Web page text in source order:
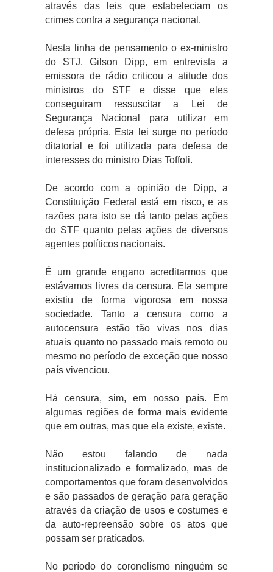
através das leis que estabeleciam os
crimes contra a segurança nacional.
Nesta linha de pensamento o ex-ministro
do STJ, Gilson Dipp, em entrevista a
emissora de rádio criticou a atitude dos
ministros do STF e disse que eles
conseguiram ressuscitar a Lei de
Segurança Nacional para utilizar em
defesa própria. Esta lei surge no período
ditatorial e foi utilizada para defesa de
interesses do ministro Dias Toffoli.
De acordo com a opinião de Dipp, a
Constituição Federal está em risco, e as
razões para isto se dá tanto pelas ações
do STF quanto pelas ações de diversos
agentes políticos nacionais.
É um grande engano acreditarmos que
estávamos livres da censura. Ela sempre
existiu de forma vigorosa em nossa
sociedade. Tanto a censura como a
autocensura estão tão vivas nos dias
atuais quanto no passado mais remoto ou
mesmo no período de exceção que nosso
país vivenciou.
Há censura, sim, em nosso país. Em
algumas regiões de forma mais evidente
que em outras, mas que ela existe, existe.
Não estou falando de nada
institucionalizado e formalizado, mas de
comportamentos que foram desenvolvidos
e são passados de geração para geração
através da criação de usos e costumes e
da auto-repreensão sobre os atos que
possam ser praticados.
No período do coronelismo ninguém se